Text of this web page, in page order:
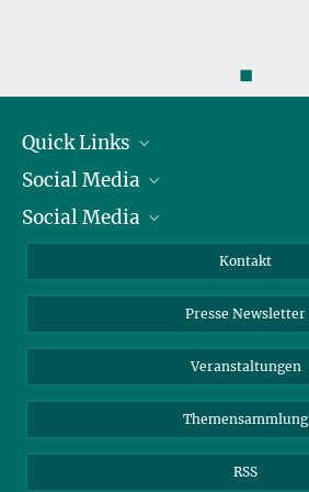
◼
Quick Links
Präsident
Zahlen und Fakten
Meldestelle Fehlverhalten
Social Media
Bluesky
Social Media
YouTube
Kontakt
Presse Newsletter
Veranstaltungen
Themensammlung
RSS